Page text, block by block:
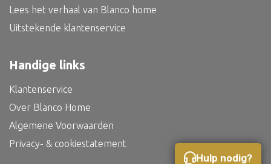
Hulp nodig?
Lees het verhaal van Blanco home
Uitstekende klantenservice
Handige links
Klantenservice
Over Blanco Home
Algemene Voorwaarden
Privacy- & cookiestatement